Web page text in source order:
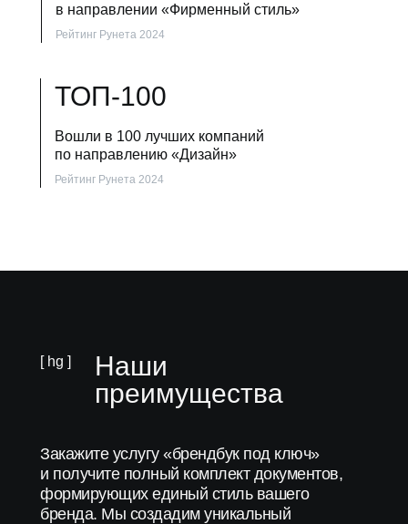
в направлении «Фирменный стиль»
Рейтинг Рунета 2024
Рейтинг Рунета 2024
Вошли в 100 лучших компаний
по направлению «Дизайн»
ТОП-100
[ hg ]
Наши
преимущества
Закажите услугу «брендбук под ключ»
и получите полный комплект документов,
формирующих единый стиль вашего
бренда. Мы создадим уникальный